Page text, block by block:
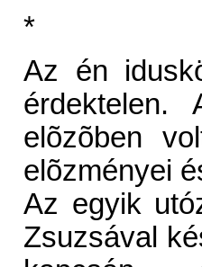
*
Az én
elõzõben
elõzményei
Az egyik
Zsuzsával